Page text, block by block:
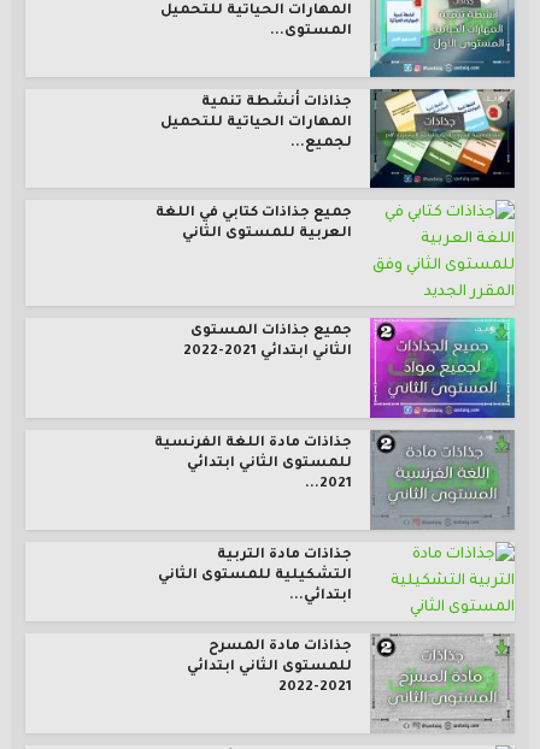
المهارات الحياتية للتحميل
المستوى...
جذاذات أنشطة تنمية
المهارات الحياتية للتحميل
لجميع...
جميع جذاذات كتابي في اللغة
العربية للمستوى الثاني
جميع جذاذات المستوى
الثاني ابتدائي 2021-2022
جذاذات مادة اللغة الفرنسية
للمستوى الثاني ابتدائي
2021...
جذاذات مادة التربية
التشكيلية للمستوى الثاني
ابتدائي...
جذاذات مادة المسرح
للمستوى الثاني ابتدائي
2021-2022